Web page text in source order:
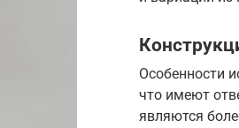
Особенности
что имеют
являются